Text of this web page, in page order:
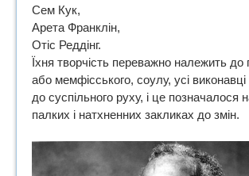
Сем Кук,
Арета Франклін,
Отіс Реддінг.
Їхня творчість переважно належить до
або мемфісського, соулу, усі
до суспільного руху, і це позначалося
палких і натхненних закликах до змін.